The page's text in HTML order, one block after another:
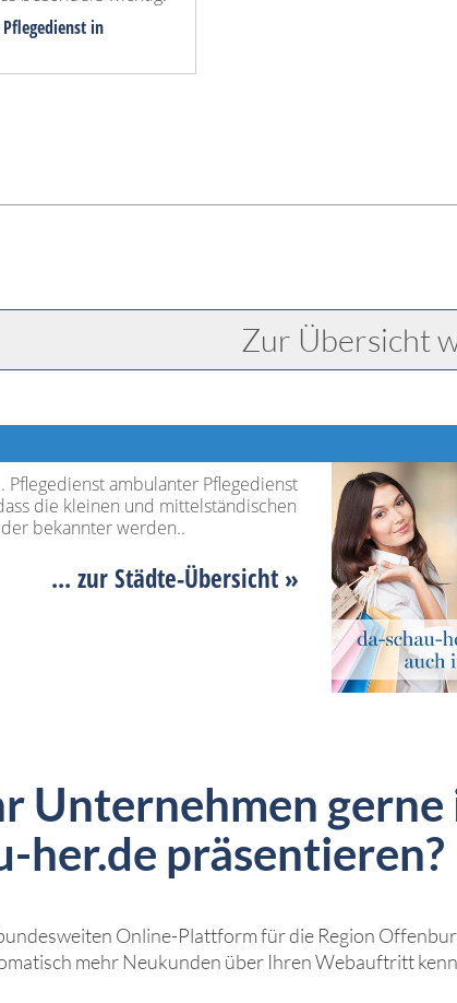
in
Zur Übersicht
ambulanter Pflegedienst
die kleinen und mittelständischen
bekannter werden..
... zur Städte-Übersicht »
Unternehmen gerne
her.de präsentieren?
Online-Plattform für die Region
mehr Neukunden über Ihren Webauftritt